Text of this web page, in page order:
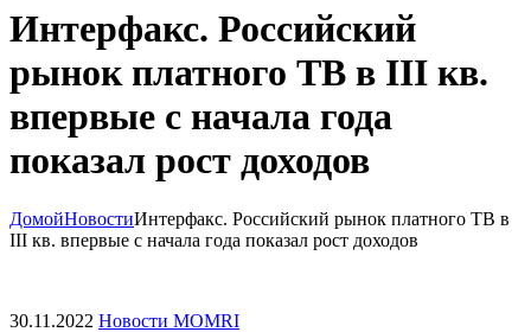
Интерфакс. Российский
рынок платного ТВ в III кв.
впервые с начала года
показал рост доходов
ДомойНовостиИнтерфакс. Российский рынок платного ТВ в
III кв. впервые с начала года показал рост доходов
30.11.2022 Новости MOMRI